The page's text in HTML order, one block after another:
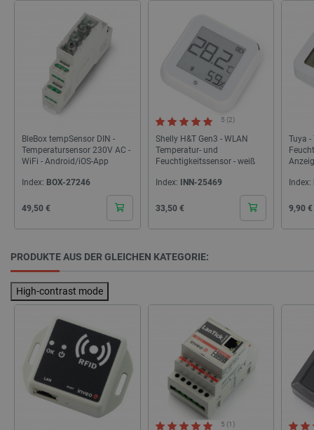
BleBox tempSensor DIN -
Temperatursensor 230V AC -
WiFi - Android/iOS-App
Index: BOX-27246
Cena
49,50 €
5 (2)
Shelly H&T Gen3 - WLAN
Temperatur- und
Feuchtigkeitssensor - weiß
Index: INN-25469
Cena
33,50 €
Tuya -
Index:
Cena
9,90 €
PRODUKTE AUS DER GLEICHEN KATEGORIE:
High-contrast mode
5 (1)
CookieScriptConsent
2
isListDisplay botland.de
Quality Unit
_smvs
49
critCartData botland.de
50